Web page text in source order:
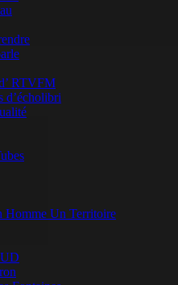
RTVFM
d’écholibri
Homme Un Territoire